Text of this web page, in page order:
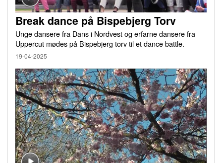
Break dance på Bispebjerg Torv
Unge dansere fra Dans i Nordvest og erfarne dansere fra
Uppercut mødes på Bispebjerg torv til et dance battle.
19-04-2025